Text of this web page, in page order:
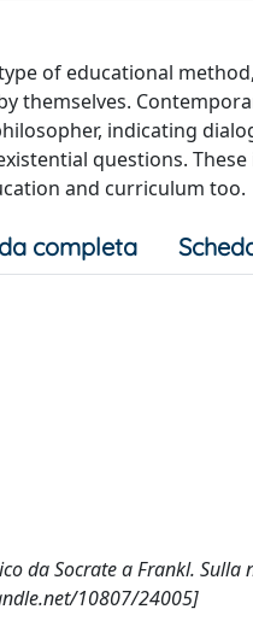
of educational
themselves.
indicating
questions.
and curriculum too.
completa
da Socrate a Frankl. Sulla
10807/24005]